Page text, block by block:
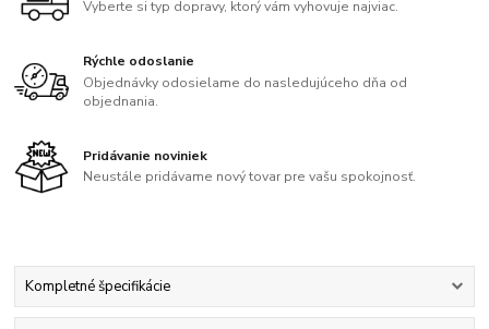
Vyberte si typ dopravy, ktorý vám vyhovuje najviac.
Rýchle odoslanie
Objednávky odosielame do nasledujúceho dňa od
objednania.
Pridávanie noviniek
Neustále pridávame nový tovar pre vašu spokojnosť.
Kompletné špecifikácie